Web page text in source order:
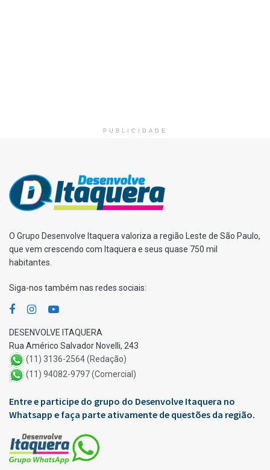
PUBLICIDADE
O Grupo Desenvolve Itaquera valoriza a região Leste de São Paulo,
que vem crescendo com Itaquera e seus quase 750 mil
habitantes.
Siga-nos também nas redes sociais:
DESENVOLVE ITAQUERA
Rua Américo Salvador Novelli, 243
(11) 3136-2564 (Redação)
(11) 94082-9797 (Comercial)
Entre e participe do grupo do Desenvolve Itaquera no
Whatsapp e faça parte ativamente de questões da região.